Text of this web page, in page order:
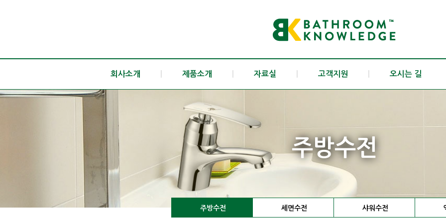
회사소개 제품소개 자료실 고객지원 오시는 길
주방수전
주방수전 세면수전 샤워수전